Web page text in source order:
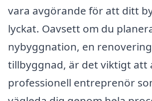
vara avgörande för att ditt
lyckat. Oavsett om du
nybyggnation, en
tillbyggnad, är det viktigt att
professionell entreprenör